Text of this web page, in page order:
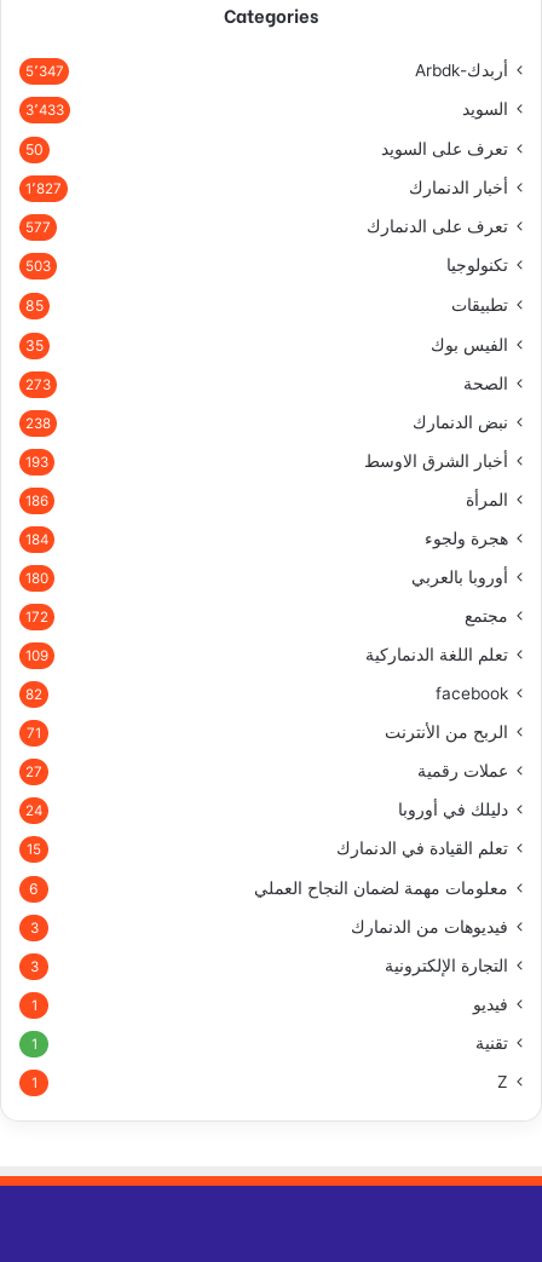
Categories
أربدك-Arbdk 5٬347
السويد 3٬433
تعرف على السويد 50
أخبار الدنمارك 1٬827
تعرف على الدنمارك 577
تكنولوجيا 503
تطبيقات 85
الفيس بوك 35
الصحة 273
نبض الدنمارك 238
أخبار الشرق الاوسط 193
المرأة 186
هجرة ولجوء 184
أوروبا بالعربي 180
مجتمع 172
تعلم اللغة الدنماركية 109
facebook
82
الربح من الأنترنت 71
عملات رقمية 27
دليلك في أوروبا 24
تعلم القيادة في الدنمارك 15
معلومات مهمة لضمان النجاح العملي 6
فيديوهات من الدنمارك 3
التجارة الإلكترونية 3
فيديو 1
تقنية 1
Z
1